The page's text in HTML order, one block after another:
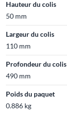
Hauteur du colis
50 mm
Largeur du colis
110 mm
Profondeur du colis
490 mm
Poids du paquet
0.886 kg